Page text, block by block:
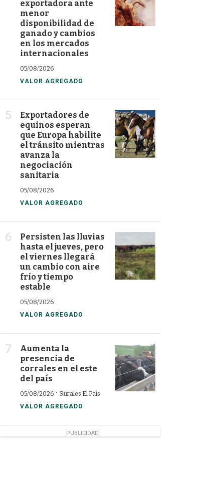
exportadora ante
menor
disponibilidad de
ganado y cambios
en los mercados
internacionales
05/08/2026
VALOR AGREGADO
Exportadores de
equinos esperan
que Europa habilite
el tránsito mientras
avanza la
negociación
sanitaria
05/08/2026
VALOR AGREGADO
Persisten las lluvias
hasta el jueves, pero
el viernes llegará
un cambio con aire
frío y tiempo
estable
05/08/2026
VALOR AGREGADO
Aumenta la
presencia de
corrales en el este
del país
05/08/2026 · Rurales El País
VALOR AGREGADO
PUBLICIDAD